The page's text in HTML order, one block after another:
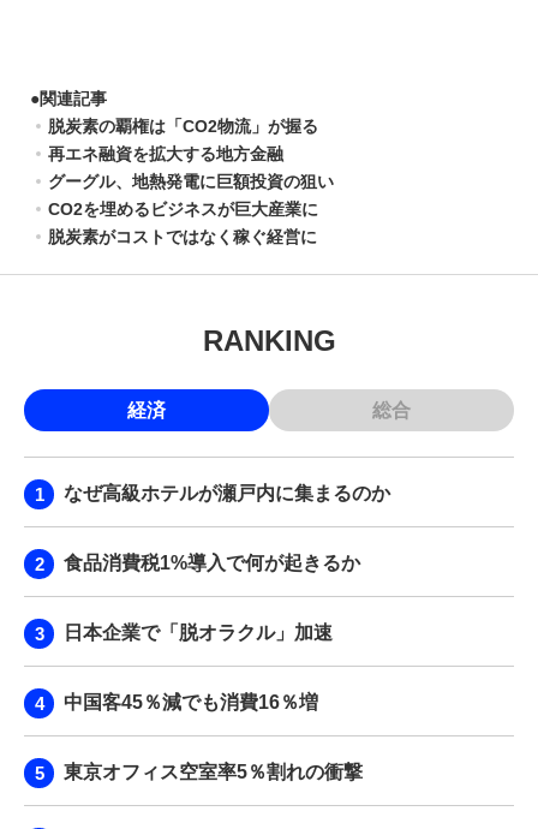
●関連記事
脱炭素の覇権は「CO2物流」が握る
再エネ融資を拡大する地方金融
グーグル、地熱発電に巨額投資の狙い
CO2を埋めるビジネスが巨大産業に
脱炭素がコストではなく稼ぐ経営に
RANKING
経済 総合
なぜ高級ホテルが瀬戸内に集まるのか
食品消費税1%導入で何が起きるか
日本企業で「脱オラクル」加速
中国客45％減でも消費16％増
東京オフィス空室率5％割れの衝撃